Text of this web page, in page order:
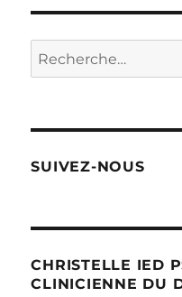
Recherche
pour :
SUIVEZ-NOUS
CHRISTELLE IED
CLINICIENNE DU